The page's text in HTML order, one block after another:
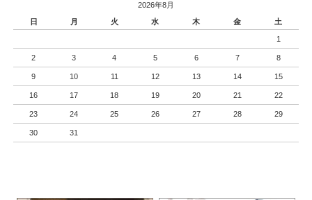
2026年8月
日
月 火 水 木 金 土
1
2 3 4 5 6 7 8
9 10 11 12 13 14 15
16 17 18 19 20 21 22
23 24 25 26 27 28 29
30 31